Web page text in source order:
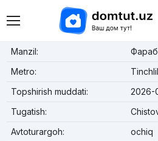
Manzil:
Metro:
Topshirish muddati:
2026-
Tugatish:
Avtoturargoh:
ochiq